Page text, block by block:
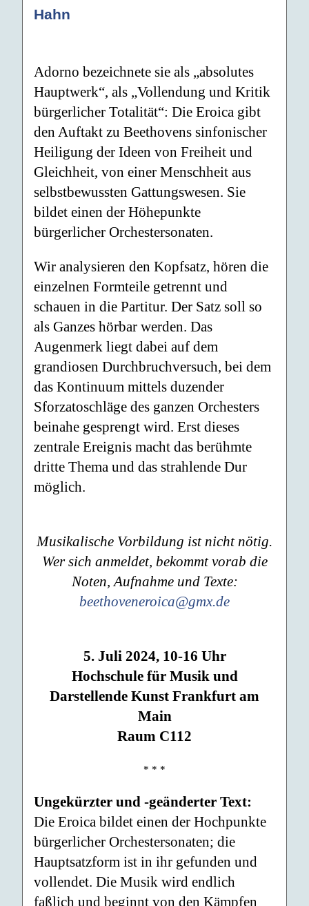
Hahn
Adorno bezeichnete sie als „absolutes
Hauptwerk“, als „Vollendung und Kritik
bürgerlicher Totalität“: Die Eroica gibt
den Auftakt zu Beethovens sinfonischer
Heiligung der Ideen von Freiheit und
Gleichheit, von einer Menschheit aus
selbstbewussten Gattungswesen. Sie
bildet einen der Höhepunkte
bürgerlicher Orchestersonaten.
Wir analysieren den Kopfsatz, hören die
einzelnen Formteile getrennt und
schauen in die Partitur. Der Satz soll so
als Ganzes hörbar werden. Das
Augenmerk liegt dabei auf dem
grandiosen Durchbruchversuch, bei dem
das Kontinuum mittels duzender
Sforzatoschläge des ganzen Orchesters
beinahe gesprengt wird. Erst dieses
zentrale Ereignis macht das berühmte
dritte Thema und das strahlende Dur
möglich.
Musikalische Vorbildung ist nicht nötig.
Wer sich anmeldet, bekommt vorab die
Noten, Aufnahme und Texte:
beethoveneroica@gmx.de
5. Juli 2024, 10-16 Uhr
Hochschule für Musik und
Darstellende Kunst Frankfurt am
Main
Raum C112
* * *
Ungekürzter und -geänderter Text:
Die Eroica bildet einen der Hochpunkte
bürgerlicher Orchestersonaten; die
Hauptsatzform ist in ihr gefunden und
vollendet. Die Musik wird endlich
faßlich und beginnt von den Kämpfen